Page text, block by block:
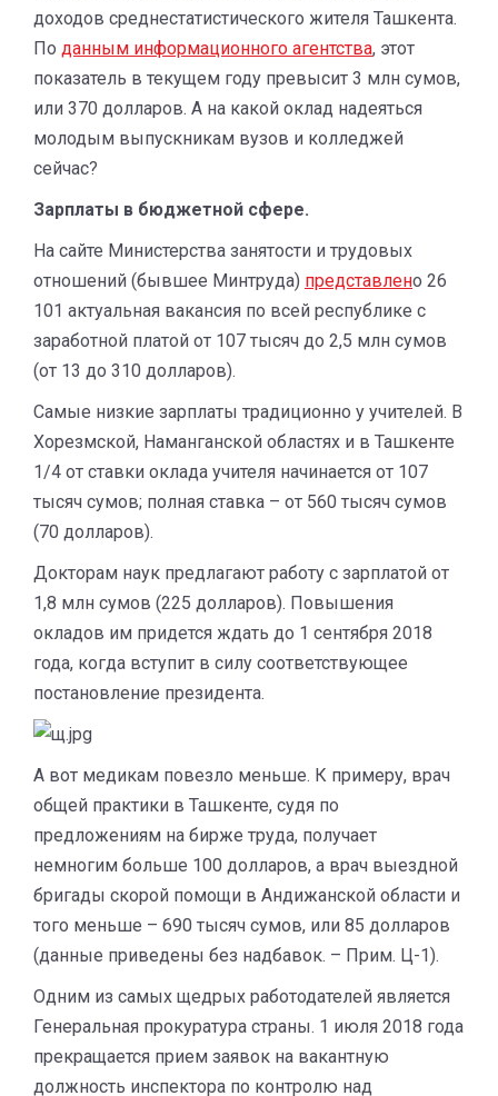
доходов среднестатистического жителя Ташкента.
По данным информационного агентства, этот
показатель в текущем году превысит 3 млн сумов,
или 370 долларов. А на какой оклад надеяться
молодым выпускникам вузов и колледжей
сейчас?
Зарплаты в бюджетной сфере.
На сайте Министерства занятости и трудовых
отношений (бывшее Минтруда) представлено 26
101 актуальная вакансия по всей республике с
заработной платой от 107 тысяч до 2,5 млн сумов
(от 13 до 310 долларов).
Самые низкие зарплаты традиционно у учителей. В
Хорезмской, Наманганской областях и в Ташкенте
1/4 от ставки оклада учителя начинается от 107
тысяч сумов; полная ставка – от 560 тысяч сумов
(70 долларов).
Докторам наук предлагают работу с зарплатой от
1,8 млн сумов (225 долларов). Повышения
окладов им придется ждать до 1 сентября 2018
года, когда вступит в силу соответствующее
постановление президента.
А вот медикам повезло меньше. К примеру, врач
общей практики в Ташкенте, судя по
предложениям на бирже труда, получает
немногим больше 100 долларов, а врач выездной
бригады скорой помощи в Андижанской области и
того меньше – 690 тысяч сумов, или 85 долларов
(данные приведены без надбавок. – Прим. Ц-1).
Одним из самых щедрых работодателей является
Генеральная прокуратура страны. 1 июля 2018 года
прекращается прием заявок на вакантную
должность инспектора по контролю над